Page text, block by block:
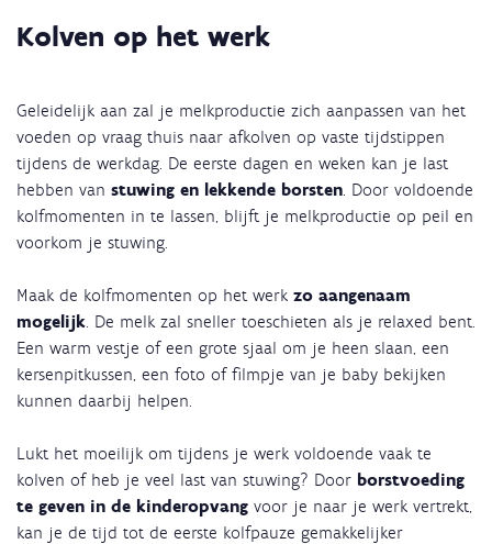
Kolven op het werk
Geleidelijk aan zal je melkproductie zich aanpassen van het
voeden op vraag thuis naar afkolven op vaste tijdstippen
tijdens de werkdag. De eerste dagen en weken kan je last
hebben van stuwing en lekkende borsten. Door voldoende
kolfmomenten in te lassen, blijft je melkproductie op peil en
voorkom je stuwing.
Maak de kolfmomenten op het werk zo aangenaam
mogelijk. De melk zal sneller toeschieten als je relaxed bent.
Een warm vestje of een grote sjaal om je heen slaan, een
kersenpitkussen, een foto of filmpje van je baby bekijken
kunnen daarbij helpen.
Lukt het moeilijk om tijdens je werk voldoende vaak te
kolven of heb je veel last van stuwing? Door borstvoeding
te geven in de kinderopvang voor je naar je werk vertrekt,
kan je de tijd tot de eerste kolfpauze gemakkelijker